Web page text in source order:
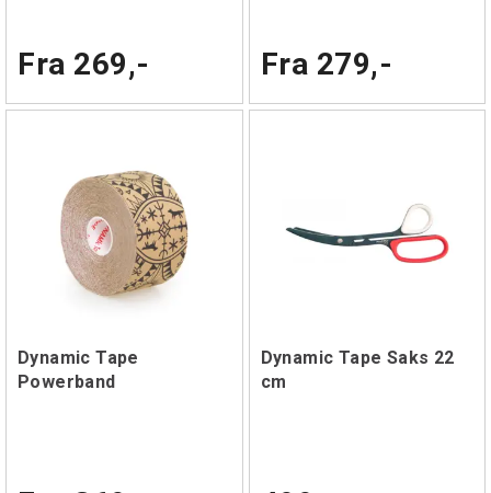
Fra 269,- Fra 279,-
Dynamic Tape
Powerband
Dynamic Tape Saks 22
cm